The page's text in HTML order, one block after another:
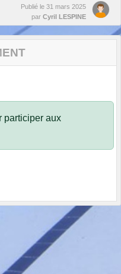
Publié le 31 mars 2025
par Cyril LESPINE
participer aux